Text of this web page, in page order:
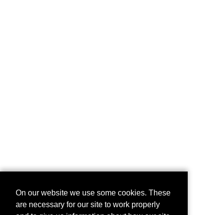
On our website we use some cookies. These
are necessary for our site to work properly